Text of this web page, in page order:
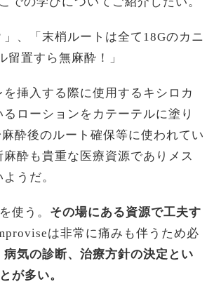
、「末梢ルートは全て18Gのカニ
置すら無麻酔！」
挿入する際に使用するキシロカ
ローションをカテーテルに塗り
酔後のルート確保等に使われてい
酔も貴重な医療資源でありメス
うだ。
使う。 その場にある資源で工夫す
は非常に痛みも伴うため必
病気の診断、治療方針の決定とい
が多い。